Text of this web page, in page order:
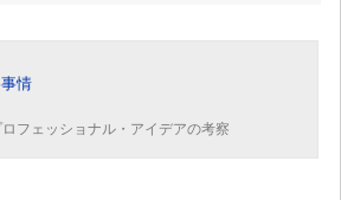
情
フェッショナル・アイデアの考察